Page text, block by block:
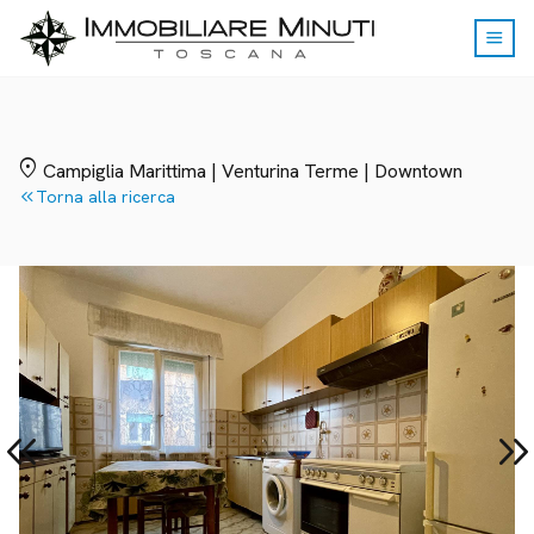
menu
location_on Campiglia Marittima | Venturina Terme | Downtown
keyboard_double_arrow_leftTorna alla ricerca